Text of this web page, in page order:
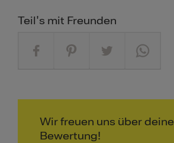
Teil's mit Freunden
Wir freuen uns über deine
Bewertung!